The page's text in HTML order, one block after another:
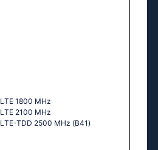
LТЕ 1800 МНz
LТЕ 2100 МНz
LТЕ-ТDD 2500 МНz (В41)